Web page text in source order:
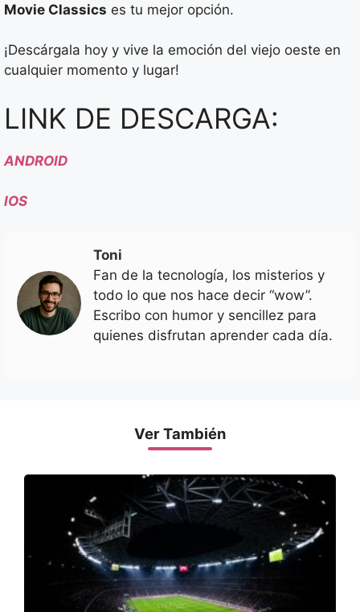
Movie Classics es tu mejor opción.
¡Descárgala hoy y vive la emoción del viejo oeste en
cualquier momento y lugar!
LINK DE DESCARGA:
ANDROID
IOS
Toni
Fan de la tecnología, los misterios y
todo lo que nos hace decir “wow”.
Escribo con humor y sencillez para
quienes disfrutan aprender cada día.
Ver También